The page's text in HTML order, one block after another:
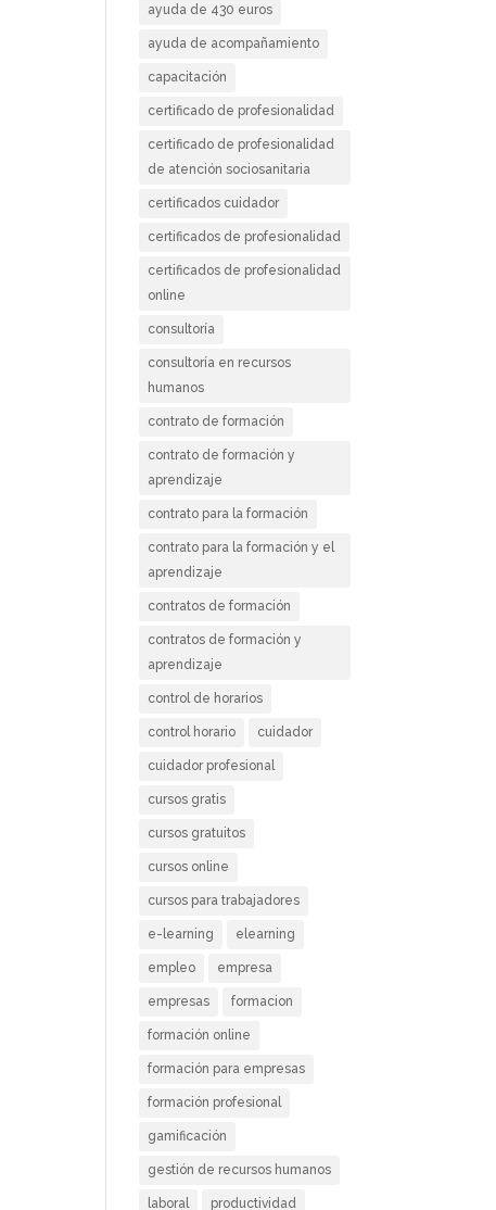
ayuda de 430 euros
ayuda de acompañamiento
capacitación
certificado de profesionalidad
certificado de profesionalidad
de atención sociosanitaria
certificados cuidador
certificados de profesionalidad
certificados de profesionalidad
online
consultoría
consultoría en recursos
humanos
contrato de formación
contrato de formación y
aprendizaje
contrato para la formación
contrato para la formación y el
aprendizaje
contratos de formación
contratos de formación y
aprendizaje
control de horarios
control horario cuidador
cuidador profesional
cursos gratis
cursos gratuitos
cursos online
cursos para trabajadores
e-learning elearning
empleo empresa
empresas formacion
formación online
formación para empresas
formación profesional
gamificación
gestión de recursos humanos
laboral productividad